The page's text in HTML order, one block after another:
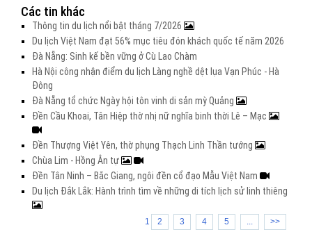
Các tin khác
Thông tin du lịch nổi bật tháng 7/2026
Du lịch Việt Nam đạt 56% mục tiêu đón khách quốc tế năm 2026
Đà Nẵng: Sinh kế bền vững ở Cù Lao Chàm
Hà Nội công nhận điểm du lịch Làng nghề dệt lụa Vạn Phúc - Hà
Đông
Đà Nẵng tổ chức Ngày hội tôn vinh di sản mỳ Quảng
Đền Cầu Khoai, Tân Hiệp thờ nhị nữ nghĩa binh thời Lê – Mạc
Đền Thượng Việt Yên, thờ phụng Thạch Linh Thần tướng
Chùa Lim - Hồng Ân tự
Đền Tân Ninh – Bắc Giang, ngôi đền cổ đạo Mẫu Việt Nam
Du lịch Đắk Lắk: Hành trình tìm về những di tích lịch sử linh thiêng
1 2 3 4 5 ... >>